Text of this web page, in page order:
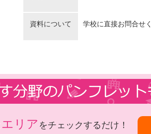
資料について 学校に直接お問合せ
エリア をチェックするだけ！